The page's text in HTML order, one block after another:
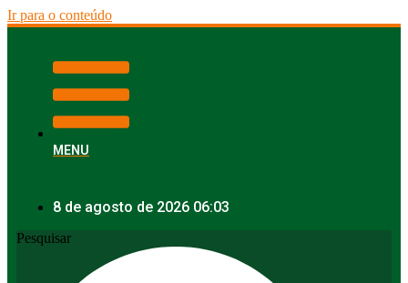
Ir para o conteúdo
MENU
8 de agosto de 2026 06:03
Pesquisar